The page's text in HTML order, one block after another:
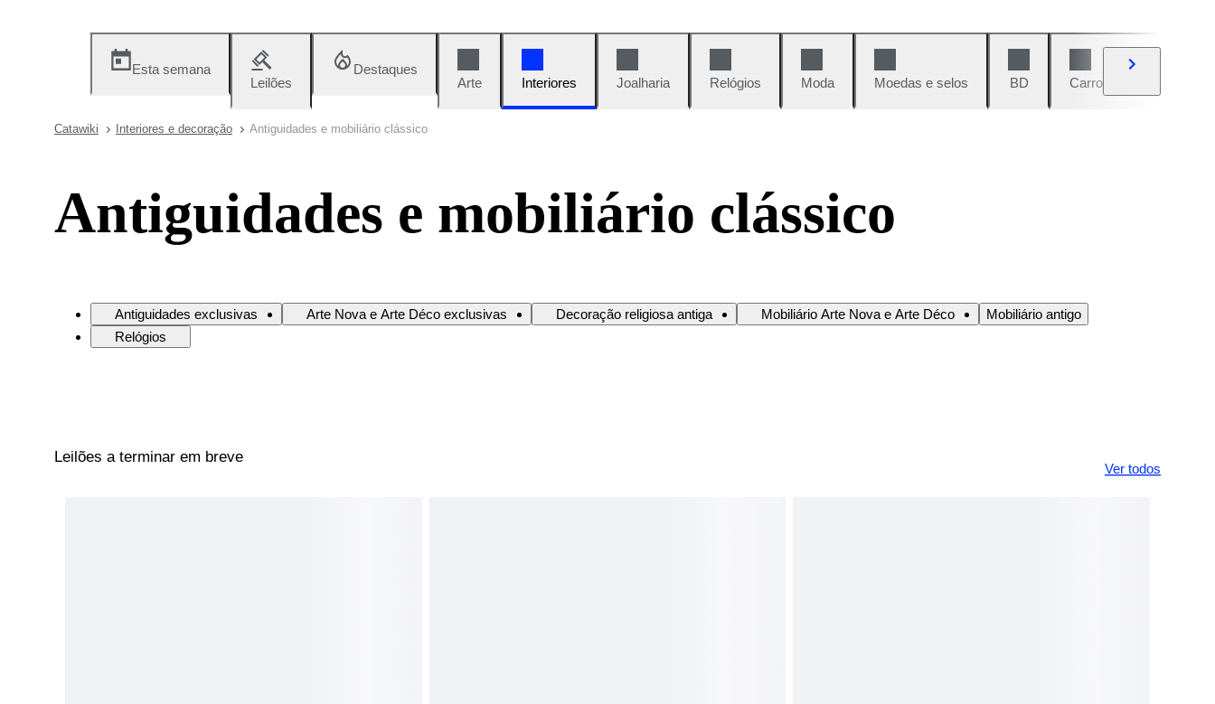
Esta semana
Leilões
Destaques
Arte
Interiores Joalharia Relógios Moda Moedas e selos BD Carros e motos
Catawiki Interiores e decoração Antiguidades e mobiliário clássico
Antiguidades e mobiliário clássico
Antiguidades exclusivas Arte Nova e Arte Déco exclusivas Decoração religiosa antiga Mobiliário Arte Nova e Arte Déco
Mobiliário antigo
Relógios
Leilões a terminar em breve
Ver todos